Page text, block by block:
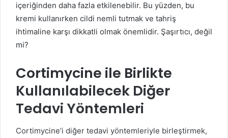
içeriğinden daha fazla etkilenebilir. Bu yüzden, bu
kremi kullanırken cildi nemli tutmak ve tahriş
ihtimaline karşı dikkatli olmak önemlidir. Şaşırtıcı, değil
mi?
Cortimycine ile Birlikte
Kullanılabilecek Diğer
Tedavi Yöntemleri
Cortimycine’i diğer tedavi yöntemleriyle birleştirmek,